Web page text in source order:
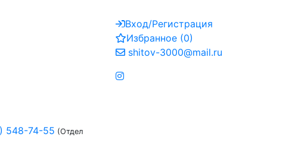
Вход/Регистрация
Избранное (0)
shitov-3000@mail.ru
548-74-55 (Отдел